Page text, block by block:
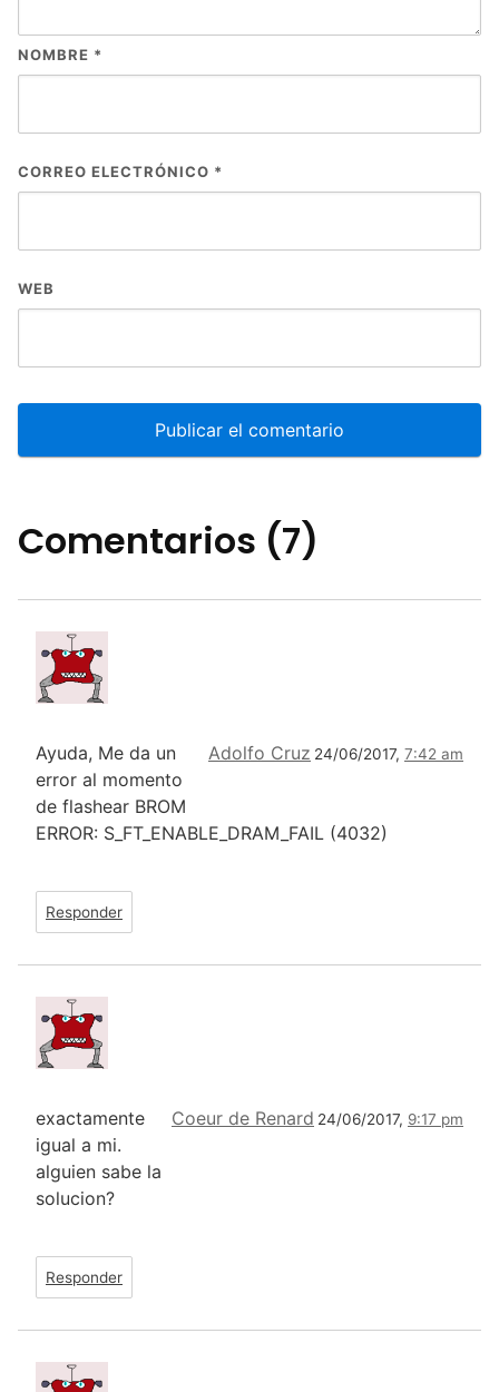
NOMBRE *
CORREO ELECTRÓNICO *
WEB
Comentarios (7)
Adolfo Cruz 24/06/2017, 7:42 am
Ayuda, Me da un
error al momento
de flashear BROM
ERROR: S_FT_ENABLE_DRAM_FAIL (4032)
Responder
Coeur de Renard 24/06/2017, 9:17 pm
exactamente
igual a mi.
alguien sabe la
solucion?
Responder